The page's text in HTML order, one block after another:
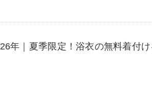
年｜夏季限定！浴衣の無料着付